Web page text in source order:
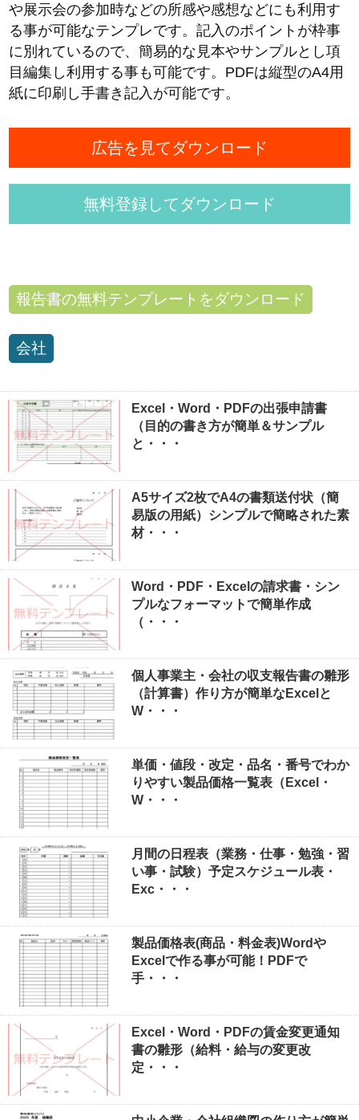
や展示会の参加時などの所感や感想などにも利用す
る事が可能なテンプレです。記入のポイントが枠事
に別れているので、簡易的な見本やサンプルとし項
目編集し利用する事も可能です。PDFは縦型のA4用
紙に印刷し手書き記入が可能です。
広告を見てダウンロード
無料登録してダウンロード
報告書の無料テンプレートをダウンロード
会社
Excel・Word・PDFの出張申請書
（目的の書き方が簡単＆サンプル
と・・・
A5サイズ2枚でA4の書類送付状（簡
易版の用紙）シンプルで簡略された素
材・・・
Word・PDF・Excelの請求書・シン
プルなフォーマットで簡単作成
（・・・
個人事業主・会社の収支報告書の雛形
（計算書）作り方が簡単なExcelと
W・・・
単価・値段・改定・品名・番号でわか
りやすい製品価格一覧表（Excel・
W・・・
月間の日程表（業務・仕事・勉強・習
い事・試験）予定スケジュール表・
Exc・・・
製品価格表(商品・料金表)Wordや
Excelで作る事が可能！PDFで
手・・・
Excel・Word・PDFの賃金変更通知
書の雛形（給料・給与の変更改
定・・・